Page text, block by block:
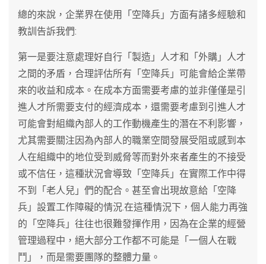
總的來說，企業界在使用「空降兵」方面有諸多經驗和
教訓告訴我們:
第一是要注意處理好自行「製造」人才和「外購」人才
之間的矛盾，合理評估所有「空降兵」可能會給企業帶
來的收益和成本。在成本方面需要考慮的並非僅僅是引
進人才所需要支付的經濟成本，還需要考慮到引進人才
可能會對組織內部人的工作動機產生的潛在不利影響，
尤其需要關注因為內部人的職業空間發展受阻或感到本
人在組織中的地位受到威脅等而對外來者產生的不接受
或不信任，這種狀況會導致「空降兵」在實際工作中得
不到「老人兒」們的配合。甚至會出現故意給「空降
兵」設置工作障礙的情況.在這種情況下，個人能力再強
的「空降兵」往往也很難發揮作用，因為在企業的經營
管理過程中，絕大部分工作都不可能是「一個人在戰
鬥」，而是需要團隊的整體力量。